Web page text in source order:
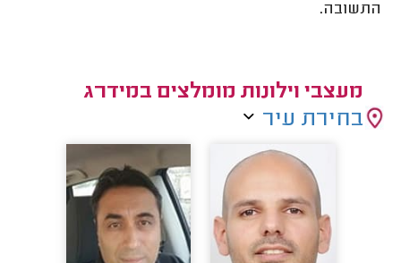
התשובה.
מעצבי וילונות מומלצים במידרג
בחירת עיר